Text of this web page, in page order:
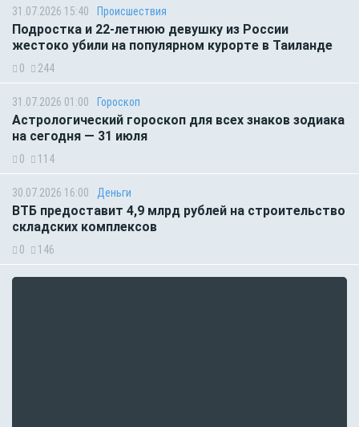
31.07.2026 15:40 Происшествия
Подростка и 22-летнюю девушку из России
жестоко убили на популярном курорте в Таиланде
0 244
31.07.2026 01:00 Гороскоп
Астрологический гороскоп для всех знаков зодиака
на сегодня — 31 июля
0 114
30.07.2026 16:00 Деньги
ВТБ предоставит 4,9 млрд рублей на строительство
складских комплексов
0 146